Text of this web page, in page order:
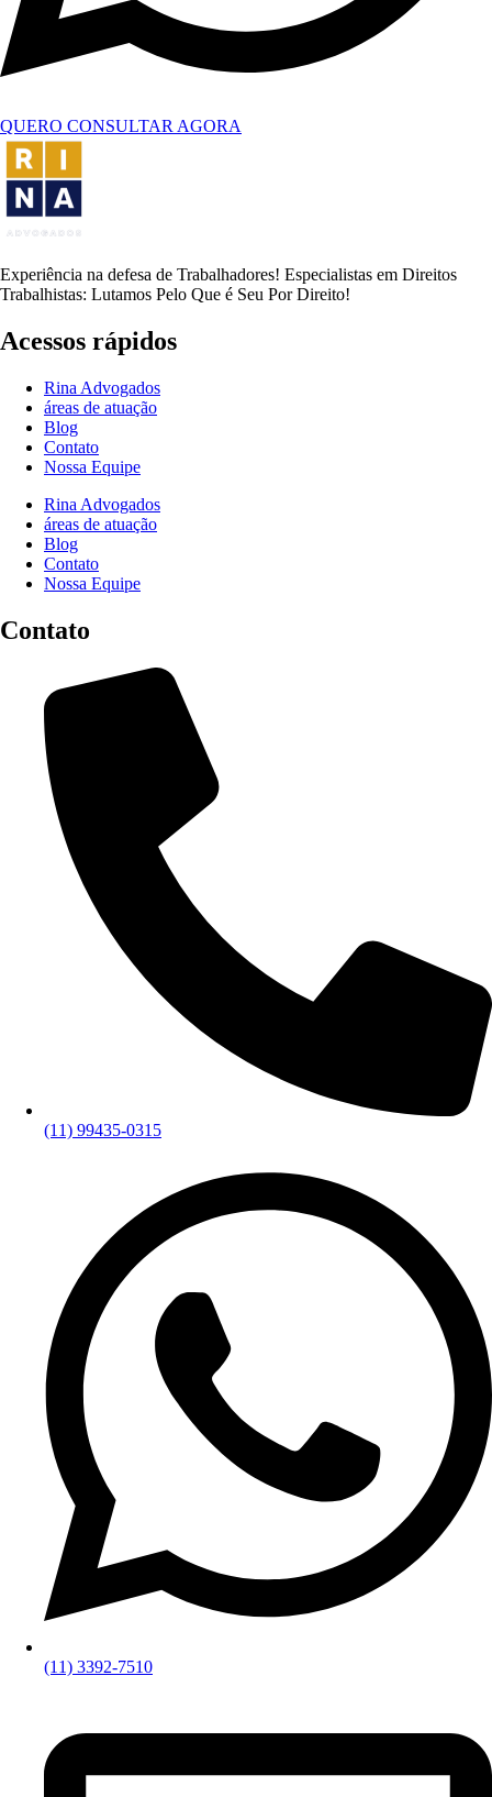
QUERO CONSULTAR AGORA
Experiência na defesa de Trabalhadores! Especialistas em Direitos
Trabalhistas: Lutamos Pelo Que é Seu Por Direito!
Acessos rápidos
Rina Advogados
áreas de atuação
Blog
Contato
Nossa Equipe
Rina Advogados
áreas de atuação
Blog
Contato
Nossa Equipe
Contato
(11) 99435-0315
(11) 3392-7510